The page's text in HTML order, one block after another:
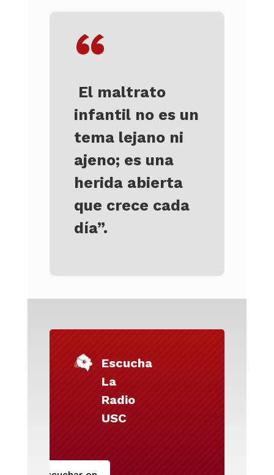
“
El maltrato
infantil no es un
tema lejano ni
ajeno; es una
herida abierta
que crece cada
día”.
Escucha
La
Radio
USC